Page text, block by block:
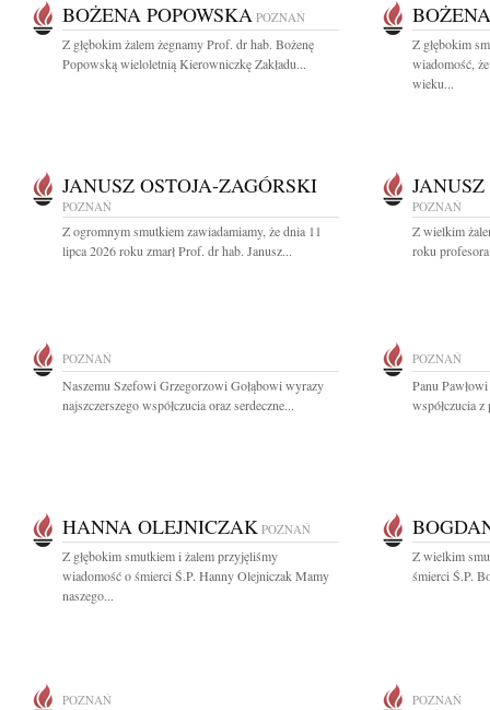
BOŻENA POPOWSKA POZNAŃ
Z głębokim żalem żegnamy Prof. dr hab. Bożenę
Popowską wieloletnią Kierowniczkę Zakładu...
Z głębokim
wiadomość,
wieku...
JANUSZ OSTOJA-ZAGÓRSKI
POZNAŃ
Z ogromnym smutkiem zawiadamiamy, że dnia 11
lipca 2026 roku zmarł Prof. dr hab. Janusz...
POZNAŃ
Z wielkim
roku
POZNAŃ
Naszemu Szefowi Grzegorzowi Gołąbowi wyrazy
najszczerszego współczucia oraz serdeczne...
POZNAŃ
Panu
współczucia
HANNA OLEJNICZAK POZNAŃ
Z głębokim smutkiem i żalem przyjęliśmy
wiadomość o śmierci Ś.P. Hanny Olejniczak Mamy
naszego...
Z wielkim
śmierci Ś.P.
POZNAŃ POZNAŃ